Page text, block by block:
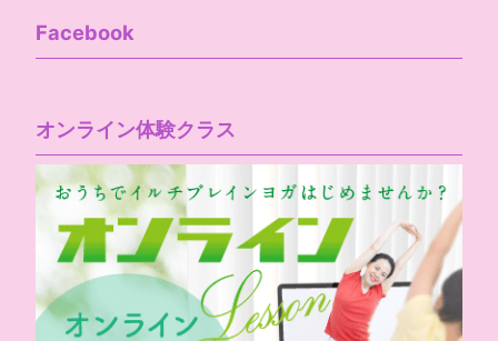
Facebook
オンライン体験クラス